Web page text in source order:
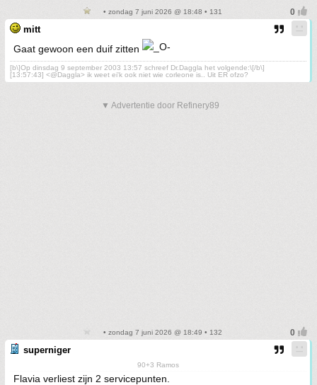
• zondag 7 juni 2026 @ 18:48 • 131
mitt
Gaat gewoon een duif zitten
[b\]Op dinsdag 9 september 2003 13:57 schreef Dr.Daggla het volgende:\[/b\]
[13:57:43] <@Daggla> ik weet ei'k ook niet wie corleone is.. Uit ER ofzo?
▼ Advertentie door Refinery89
• zondag 7 juni 2026 @ 18:49 • 132
superniger
90+3 Ramos
Flavia verliest zijn 2 servicepunten.